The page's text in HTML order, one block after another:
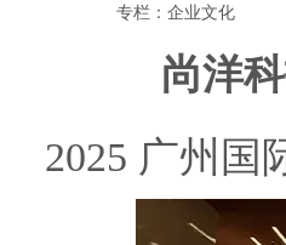
专栏： 企业文化
尚洋
2025 广州国